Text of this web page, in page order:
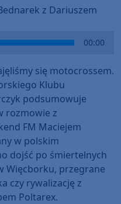
z Dariuszem
00:00
się motocrossem.
Klubu
podsumowuje
rozmowie z
FM Maciejem
w polskim
dojść po śmiertelnych
Więcborku, przegrane
czy rywalizację z
Poltarex.